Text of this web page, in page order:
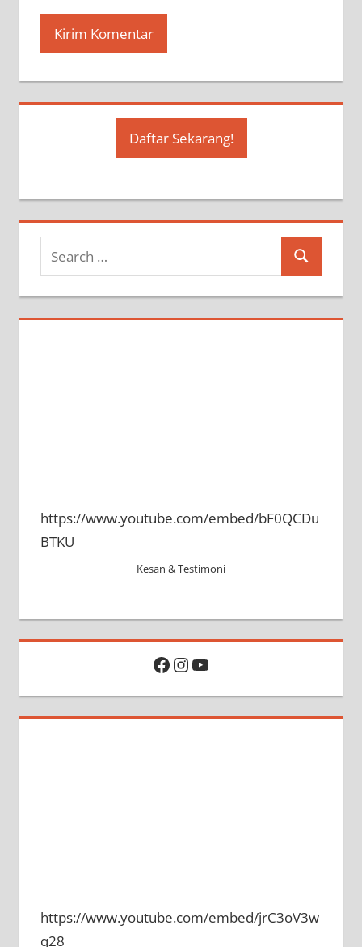
Daftar Sekarang!
Search
https://www.youtube.com/embed/bF0QCDu
BTKU
Kesan & Testimoni
Facebook
Instagram
YouTube
https://www.youtube.com/embed/jrC3oV3w
q28